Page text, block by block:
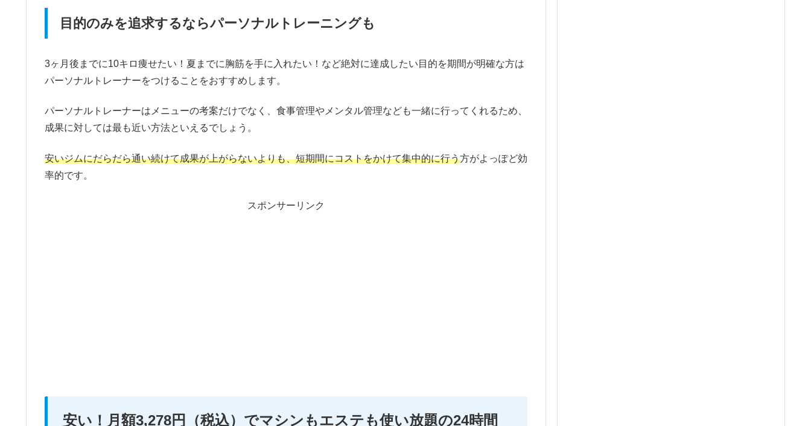
目的のみを追求するならパーソナルトレーニングも
3ヶ月後までに10キロ痩せたい！夏までに胸筋を手に入れたい！など絶対に達成したい目的を期間が明確な方は
パーソナルトレーナーをつけることをおすすめします。
パーソナルトレーナーはメニューの考案だけでなく、食事管理やメンタル管理なども一緒に行ってくれるため、
成果に対しては最も近い方法といえるでしょう。
安いジムにだらだら通い続けて成果が上がらないよりも、短期間にコストをかけて集中的に行う方がよっぽど効
率的です。
スポンサーリンク
安い！月額3,278円（税込）でマシンもエステも使い放題の24時間